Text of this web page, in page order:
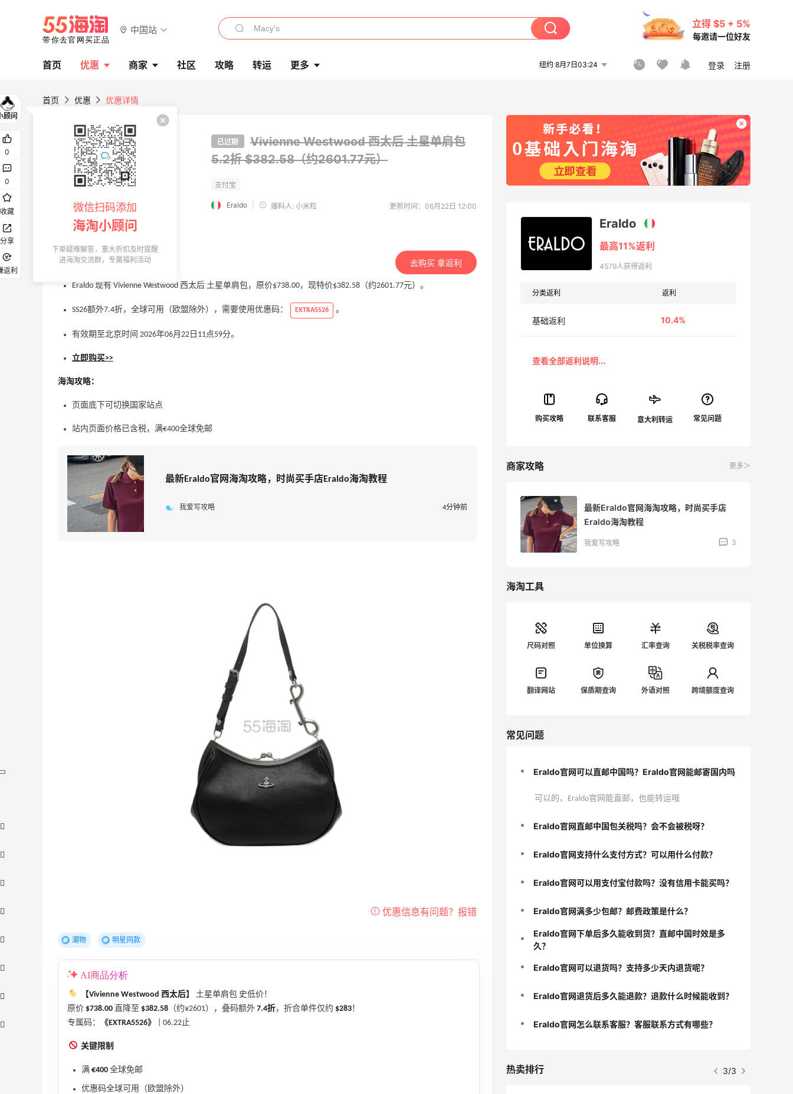
中国站
立得 $5 + 5%
每邀请一位好友
首页 优惠 商家 社区 攻略 转运 更多 纽约 8月7日03:24 登录 注册
首页 优惠 优惠详情
已过期
Vivienne Westwood 西太后 土星单肩包
5.2折 $382.58（约2601.77元）
Eraldo 爆料人: 小米粒 更新时间：06月22日 12:00
去购买 拿返利
Eraldo 现有 Vivienne Westwood 西太后 土星单肩包，原价$738.00，现特价$382.58（约2601.77元）。
SS26额外7.4折，全球可用（欧盟除外），需要使用优惠码： EXTRA5526 。
有效期至北京时间 2026年06月22日11点59分。
立即购买>>
海淘攻略：
页面底下可切换国家站点
站内页面价格已含税，满€400全球免邮
最新Eraldo官网海淘攻略，时尚买手店Eraldo海淘教程
我爱写攻略 4分钟前
潮物 明星同款
AI商品分析
【Vivienne Westwood 西太后】
土星单肩包 史低价！
原价 $738.00 直降至 $382.58 （约¥2601），叠码额外 7.4折，折合单件仅约 $283！
专属码：
《EXTRA5526》 | 06.22止
关键限制
满 €400 全球免邮
优惠码全球可用（欧盟除外）
Eraldo
最高11%返利
4579人获得返利
分类返利 返利
基础返利 10.4%
意大利转运
商家攻略 更多＞
最新Eraldo官网海淘攻略，时尚买手店
最新Eraldo官网海淘攻略，时尚买手店
Eraldo海淘教程
我爱写攻略 3
海淘工具
尺码对照 单位换算 汇率查询 关税税率查询
翻译网站 保质期查询 外语对照 跨境额度查询
常见问题
Eraldo官网可以直邮中国吗？Eraldo官网能邮寄国内吗
可以的，Eraldo官网能直邮，也能转运哦
Eraldo官网直邮中国包关税吗？会不会被税呀？
Eraldo官网支持什么支付方式？可以用什么付款？
Eraldo官网可以用支付宝付款吗？没有信用卡能买吗？
Eraldo官网满多少包邮？邮费政策是什么？
Eraldo官网下单后多久能收到货？直邮中国时效是多
久？
Eraldo官网可以退货吗？支持多少天内退货呢？
Eraldo官网退货后多久能退款？退款什么时候能收到？
Eraldo官网怎么联系客服？客服联系方式有哪些？
热卖排行 3/3
0
0
收藏
分享
返利
微信扫码添加
海淘小顾问
下单疑难解答，重大折扣及时提醒
进海淘交流群，专属福利活动